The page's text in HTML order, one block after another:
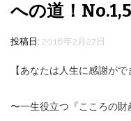
への道！
投稿日: 2018年2月27日
【あなたは人生に感謝が
〜一生役立つ『こころの財